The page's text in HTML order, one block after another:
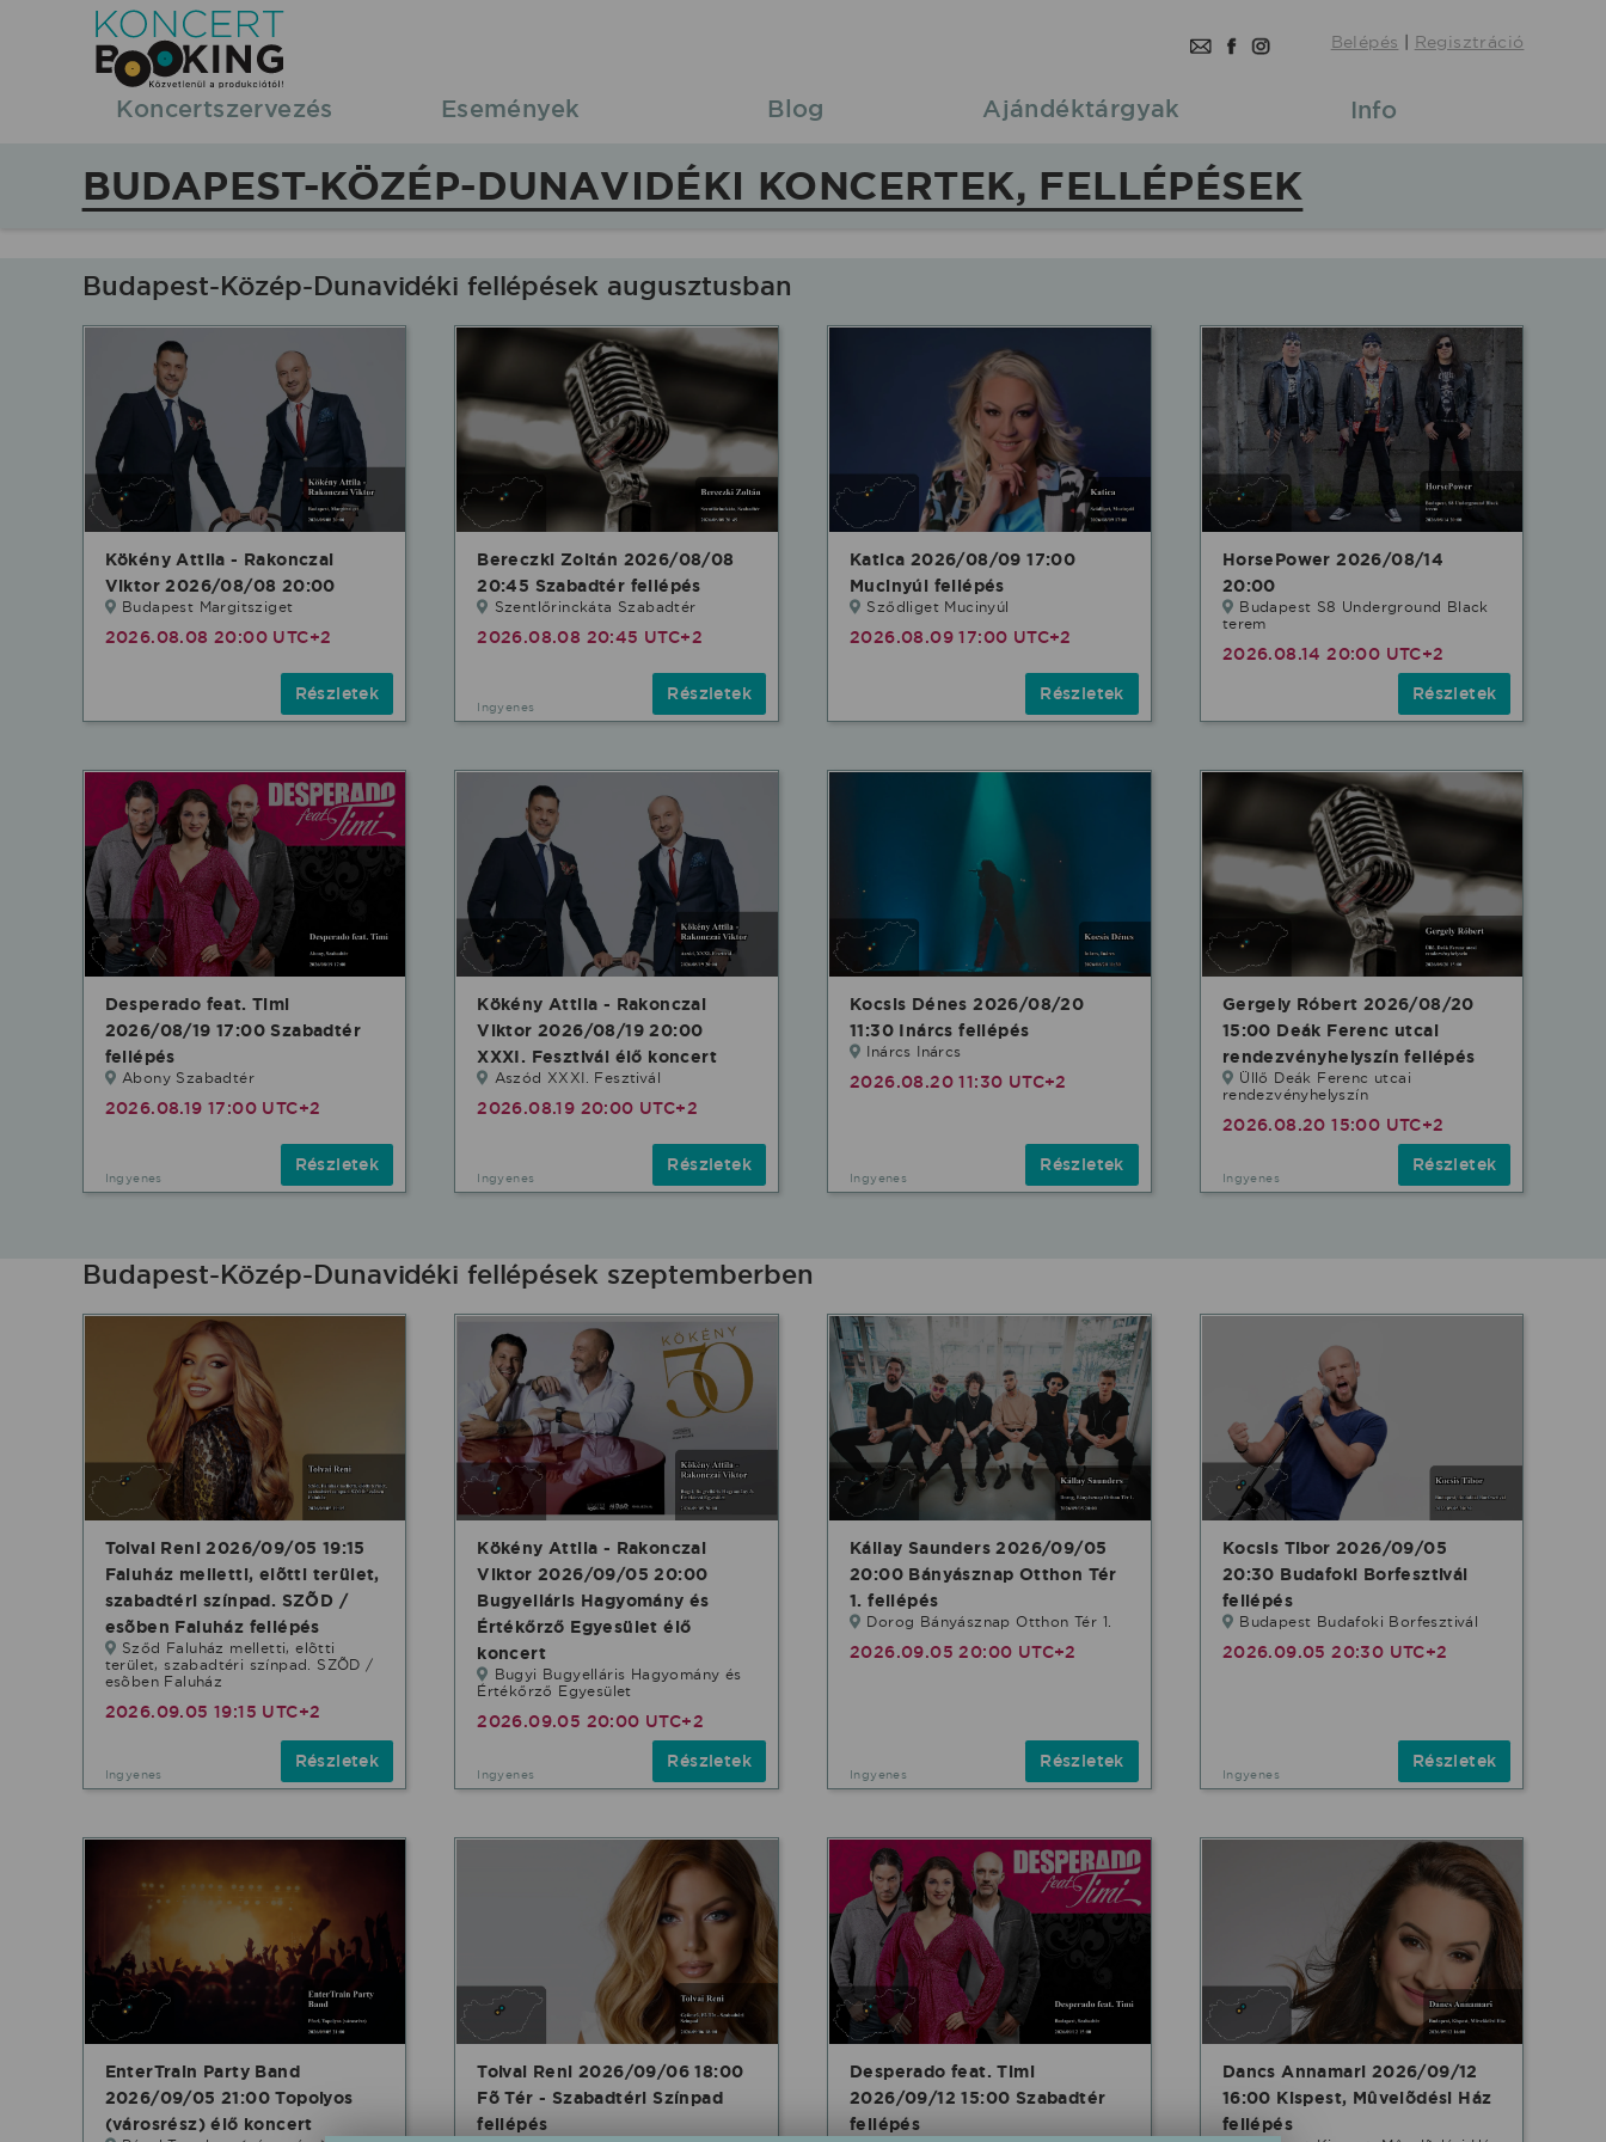
Koncertbooking
Koncertszervezés
Koncertek
Budapest-
Közép-
Dunavidék
régióban
Belépés | Regisztráció
Koncertszervezés Események Blog Ajándéktárgyak Info
BUDAPEST-KÖZÉP-DUNAVIDÉKI KONCERTEK, FELLÉPÉSEK
Budapest-Közép-Dunavidéki fellépések augusztusban
Kökény Attila - Rakonczai
Viktor 2026/08/08 20:00
Budapest Margitsziget
2026.08.08 20:00 UTC+2
Részletek
Bereczki Zoltán 2026/08/08
20:45 Szabadtér fellépés
Szentlőrinckáta Szabadtér
2026.08.08 20:45 UTC+2
Ingyenes
Részletek
Katica 2026/08/09 17:00
Mucinyúl fellépés
Sződliget Mucinyúl
2026.08.09 17:00 UTC+2
Részletek
HorsePower 2026/08/14
20:00
Budapest S8 Underground Black
terem
2026.08.14 20:00 UTC+2
Részletek
Desperado feat. Timi
2026/08/19 17:00 Szabadtér
fellépés
Abony Szabadtér
2026.08.19 17:00 UTC+2
Ingyenes
Részletek
Kökény Attila - Rakonczai
Viktor 2026/08/19 20:00
XXXI. Fesztivál élő koncert
Aszód XXXI. Fesztivál
2026.08.19 20:00 UTC+2
Ingyenes
Részletek
Kocsis Dénes 2026/08/20
11:30 Inárcs fellépés
Inárcs Inárcs
2026.08.20 11:30 UTC+2
Ingyenes
Részletek
Gergely Róbert 2026/08/20
15:00 Deák Ferenc utcai
rendezvényhelyszín fellépés
Üllő Deák Ferenc utcai
rendezvényhelyszín
2026.08.20 15:00 UTC+2
Ingyenes
Részletek
Budapest-Közép-Dunavidéki fellépések szeptemberben
Tolvai Reni 2026/09/05 19:15
Faluház melletti, elõtti terület,
szabadtéri színpad. SZÕD /
esõben Faluház fellépés
Sződ Faluház melletti, elõtti
terület, szabadtéri színpad. SZÕD /
esõben Faluház
2026.09.05 19:15 UTC+2
Ingyenes
Részletek
Kökény Attila - Rakonczai
Viktor 2026/09/05 20:00
Bugyelláris Hagyomány és
Értékőrző Egyesület élő
koncert
Bugyi Bugyelláris Hagyomány és
Értékőrző Egyesület
2026.09.05 20:00 UTC+2
Ingyenes
Részletek
Kállay Saunders 2026/09/05
20:00 Bányásznap Otthon Tér
1. fellépés
Dorog Bányásznap Otthon Tér 1.
2026.09.05 20:00 UTC+2
Ingyenes
Részletek
Kocsis Tibor 2026/09/05
20:30 Budafoki Borfesztivál
fellépés
Budapest Budafoki Borfesztivál
2026.09.05 20:30 UTC+2
Ingyenes
Részletek
EnterTrain Party Band
2026/09/05 21:00 Topolyos
(városrész) élő koncert
Tolvai Reni 2026/09/06 18:00
Fõ Tér - Szabadtéri Színpad
fellépés
Desperado feat. Timi
2026/09/12 15:00 Szabadtér
fellépés
Dancs Annamari 2026/09/12
16:00 Kispest, Mûvelõdési Ház
fellépés